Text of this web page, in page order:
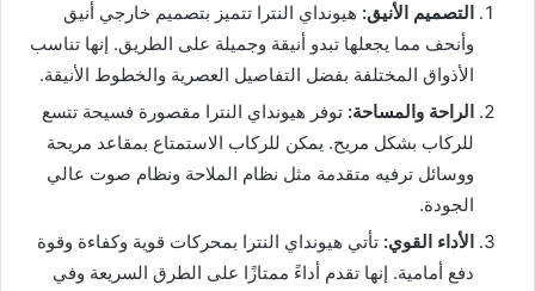
التصميم الأنيق: هيونداي النترا تتميز بتصميم خارجي أنيق
وأنحف مما يجعلها تبدو أنيقة وجميلة على الطريق. إنها تناسب
الأذواق المختلفة بفضل التفاصيل العصرية والخطوط الأنيقة.
الراحة والمساحة: توفر هيونداي النترا مقصورة فسيحة تتسع
للركاب بشكل مريح. يمكن للركاب الاستمتاع بمقاعد مريحة
ووسائل ترفيه متقدمة مثل نظام الملاحة ونظام صوت عالي
الجودة.
الأداء القوي: تأتي هيونداي النترا بمحركات قوية وكفاءة وقوة
دفع أمامية. إنها تقدم أداءً ممتازًا على الطرق السريعة وفي